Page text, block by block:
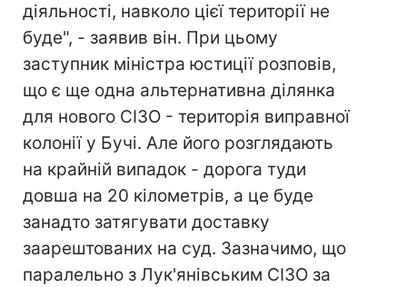
діяльності, навколо цієї території не
буде", - заявив він. При цьому
заступник міністра юстиції розповів,
що є ще одна альтернативна ділянка
для нового СІЗО - територія виправної
колонії у Бучі. Але його розглядають
на крайній випадок - дорога туди
довша на 20 кілометрів, а це буде
занадто затягувати доставку
заарештованих на суд. Зазначимо, що
паралельно з Лук'янівським СІЗО за